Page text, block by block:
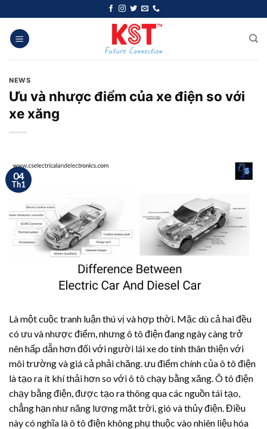
đến
nội
dung
NEWS
Ưu và nhược điểm của xe điện so với
xe xăng
04
Th1
Là một cuộc tranh luận thú vị và hợp thời. Mặc dù cả hai đều
có ưu và nhược điểm, nhưng ô tô điện đang ngày càng trở
nên hấp dẫn hơn đối với người lái xe do tính thân thiện với
môi trường và giá cả phải chăng. ưu điểm chính của ô tô điện
là tạo ra ít khí thải hơn so với ô tô chạy bằng xăng. Ô tô điện
chạy bằng điện, được tạo ra thông qua các nguồn tái tạo,
chẳng hạn như năng lượng mặt trời, gió và thủy điện. Điều
này có nghĩa là ô tô điện không phụ thuộc vào nhiên liệu hóa